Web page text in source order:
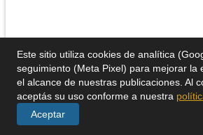
Este sitio utiliza cookies de analítica
seguimiento (Meta Pixel) para mejorar la
el alcance de nuestras publicaciones. Al
aceptás su uso conforme a nuestra
Aceptar